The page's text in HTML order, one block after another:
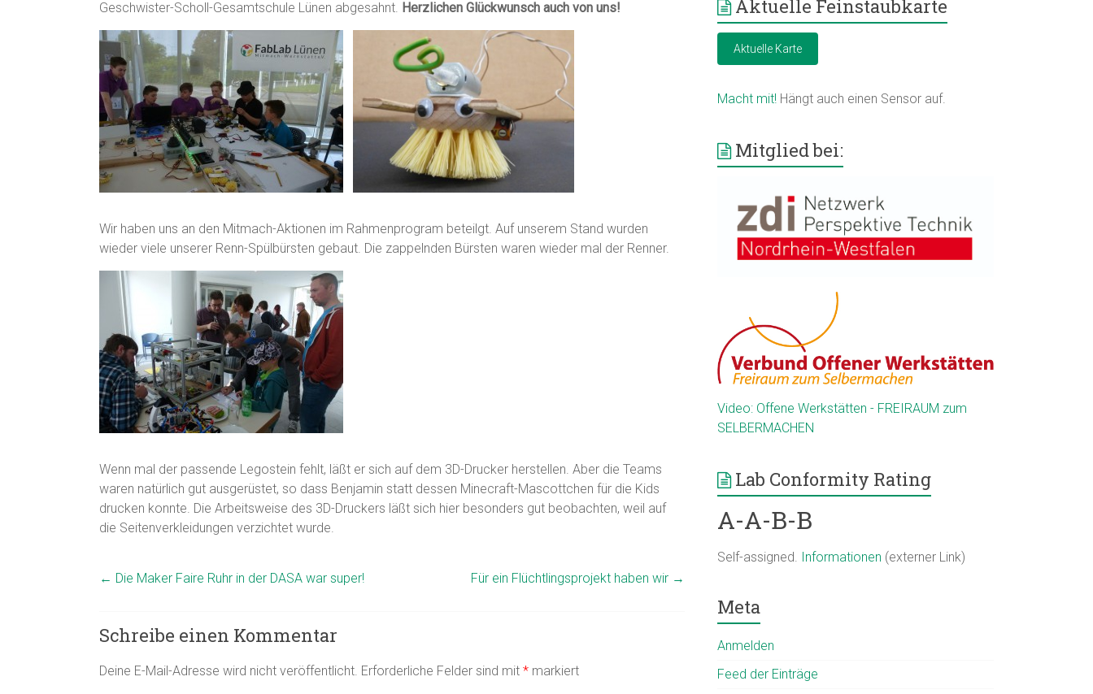
Geschwister-Scholl-Gesamtschule Lünen abgesahnt. Herzlichen Glückwunsch auch von uns!
Wir haben uns an den Mitmach-Aktionen im Rahmenprogram beteilgt. Auf unserem Stand wurden
wieder viele unserer Renn-Spülbürsten gebaut. Die zappelnden Bürsten waren wieder mal der Renner.
Wenn mal der passende Legostein fehlt, läßt er sich auf dem 3D-Drucker herstellen. Aber die Teams
waren natürlich gut ausgerüstet, so dass Benjamin statt dessen Minecraft-Mascottchen für die Kids
drucken konnte. Die Arbeitsweise des 3D-Druckers läßt sich hier besonders gut beobachten, weil auf
die Seitenverkleidungen verzichtet wurde.
← Die Maker Faire Ruhr in der DASA war super! Für ein Flüchtlingsprojekt haben wir →
Schreibe einen Kommentar
Deine E-Mail-Adresse wird nicht veröffentlicht. Erforderliche Felder sind mit * markiert
Aktuelle Feinstaubkarte
Aktuelle Karte
Macht mit! Hängt auch einen Sensor auf.
Mitglied bei:
Video: Offene Werkstätten - FREIRAUM zum
SELBERMACHEN
Lab Conformity Rating
A-A-B-B
Self-assigned. Informationen (externer Link)
Meta
Anmelden
Feed der Einträge